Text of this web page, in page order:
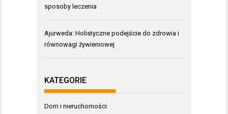
sposoby leczenia
Ajurweda: Holistyczne podejście do zdrowia i
równowagi żywieniowej
KATEGORIE
Dom i nieruchomości